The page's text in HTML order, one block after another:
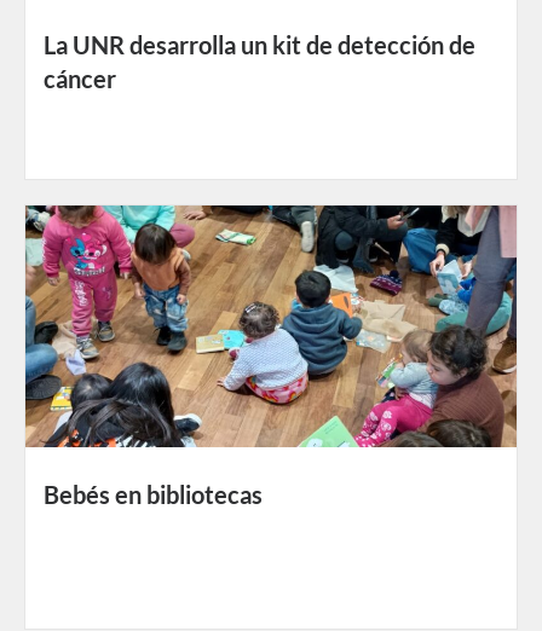
La UNR desarrolla un kit de detección de
cáncer
Bebés en bibliotecas